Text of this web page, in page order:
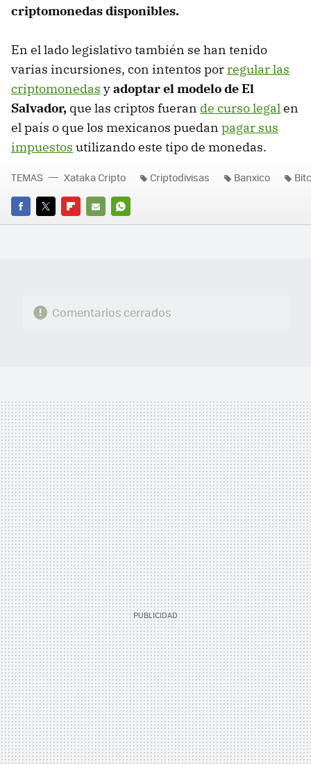
criptomonedas disponibles.
En el lado legislativo también se han tenido
varias incursiones, con intentos porregular las
criptomonedas yadoptar el modelo de El
Salvador, que las criptos fueran de curso legalen
el país o que los mexicanos puedan pagar sus
impuestos utilizando este tipo de monedas.
FACEBOOK
TWITTERFLIPBOARD
E-
WHATSAPP
TEMAS Xataka Cripto Criptodivisas Banxico
Comentarios cerrados